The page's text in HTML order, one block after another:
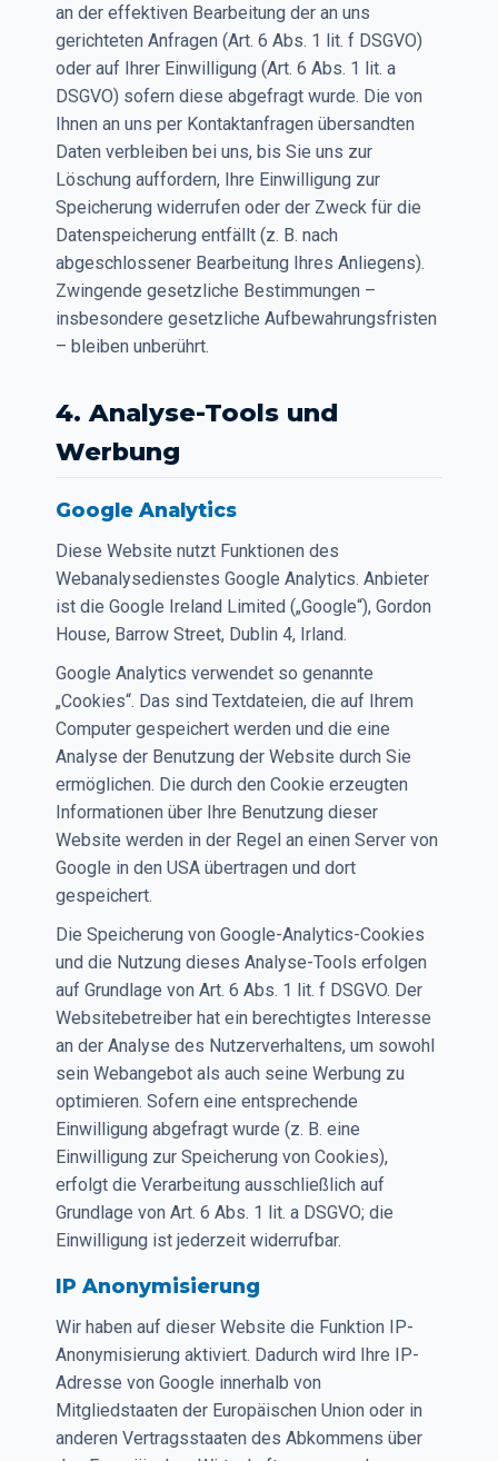
an der effektiven Bearbeitung der an uns
gerichteten Anfragen (Art. 6 Abs. 1 lit. f DSGVO)
oder auf Ihrer Einwilligung (Art. 6 Abs. 1 lit. a
DSGVO) sofern diese abgefragt wurde. Die von
Ihnen an uns per Kontaktanfragen übersandten
Daten verbleiben bei uns, bis Sie uns zur
Löschung auffordern, Ihre Einwilligung zur
Speicherung widerrufen oder der Zweck für die
Datenspeicherung entfällt (z. B. nach
abgeschlossener Bearbeitung Ihres Anliegens).
Zwingende gesetzliche Bestimmungen –
insbesondere gesetzliche Aufbewahrungsfristen
– bleiben unberührt.
4. Analyse-Tools und
Werbung
Google Analytics
Diese Website nutzt Funktionen des
Webanalysedienstes Google Analytics. Anbieter
ist die Google Ireland Limited („Google“), Gordon
House, Barrow Street, Dublin 4, Irland.
Google Analytics verwendet so genannte
„Cookies“. Das sind Textdateien, die auf Ihrem
Computer gespeichert werden und die eine
Analyse der Benutzung der Website durch Sie
ermöglichen. Die durch den Cookie erzeugten
Informationen über Ihre Benutzung dieser
Website werden in der Regel an einen Server von
Google in den USA übertragen und dort
gespeichert.
Die Speicherung von Google-Analytics-Cookies
und die Nutzung dieses Analyse-Tools erfolgen
auf Grundlage von Art. 6 Abs. 1 lit. f DSGVO. Der
Websitebetreiber hat ein berechtigtes Interesse
an der Analyse des Nutzerverhaltens, um sowohl
sein Webangebot als auch seine Werbung zu
optimieren. Sofern eine entsprechende
Einwilligung abgefragt wurde (z. B. eine
Einwilligung zur Speicherung von Cookies),
erfolgt die Verarbeitung ausschließlich auf
Grundlage von Art. 6 Abs. 1 lit. a DSGVO; die
Einwilligung ist jederzeit widerrufbar.
IP Anonymisierung
Wir haben auf dieser Website die Funktion IP-
Anonymisierung aktiviert. Dadurch wird Ihre IP-
Adresse von Google innerhalb von
Mitgliedstaaten der Europäischen Union oder in
anderen Vertragsstaaten des Abkommens über